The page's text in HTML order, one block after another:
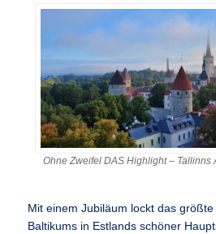
Ohne Zweifel DAS Highlight – Tallinns
Mit einem Jubiläum lockt das
Baltikums in Estlands schöner